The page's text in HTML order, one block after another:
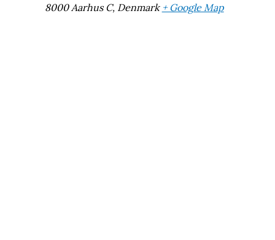
8000 Aarhus C, Denmark + Google Map